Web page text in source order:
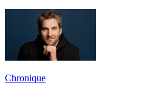
Chronique